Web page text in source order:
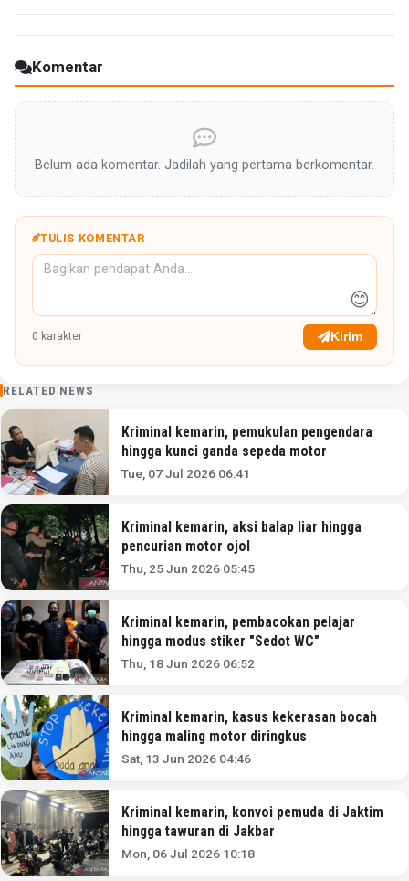
Komentar
Belum ada komentar. Jadilah yang pertama berkomentar.
TULIS KOMENTAR
😊
0 karakter Kirim
RELATED NEWS
Kriminal kemarin, pemukulan pengendara
hingga kunci ganda sepeda motor
Tue, 07 Jul 2026 06:41
Kriminal kemarin, aksi balap liar hingga
pencurian motor ojol
Thu, 25 Jun 2026 05:45
Kriminal kemarin, pembacokan pelajar
hingga modus stiker "Sedot WC"
Thu, 18 Jun 2026 06:52
Kriminal kemarin, kasus kekerasan bocah
hingga maling motor diringkus
Sat, 13 Jun 2026 04:46
Kriminal kemarin, konvoi pemuda di Jaktim
hingga tawuran di Jakbar
Mon, 06 Jul 2026 10:18